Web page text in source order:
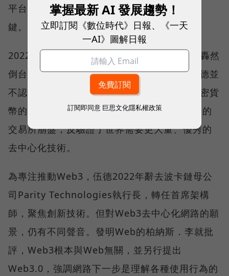
平台，是打破社群巨頭對用戶絕對控制權的關
鍵。
2022年11月，全球第2大加密貨幣交易所FTX轟然
倒台，引發外界對區塊鏈、Web3的擔憂。伍德並
不認為這是個問題，強調FTX的失敗不代表加密貨
幣的未來，或者說正是這些中心化、管理不善的
交易所崩盤，反驗證了世界需要更大量、優秀的
去中心化技術。
為專注推動Web3，伍德2022年辭去波卡鏈母公
司Parity Technologies執行長，轉任首席架構
師，聚焦創新技術。但對Web3去中心化網路的願
景，仍有不同聲音。發明Web的柏納斯．李就批
評，Web3根本與Web無關，並另行提出
Web3.0，強調網路下一步是理解各種使用行為的
掌握最新 AI 發展趨勢！
立即訂閱《數位時代》日報、《一天
一AI》圖解日報
訂閱即同意 巨思文化隱私權政策